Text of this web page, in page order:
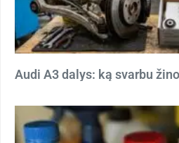
Audi A3 dalys: ką svarbu